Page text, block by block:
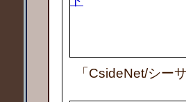
「CsideNet/シー